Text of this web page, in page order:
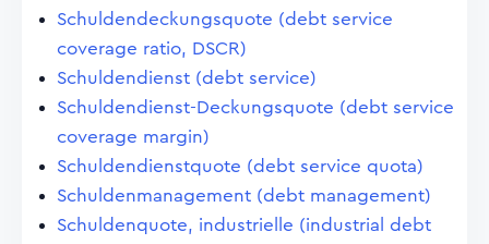
Schuldendeckungsquote (debt service
coverage ratio, DSCR)
Schuldendienst (debt service)
Schuldendienst-Deckungsquote (debt service
coverage margin)
Schuldendienstquote (debt service quota)
Schuldenmanagement (debt management)
Schuldenquote, industrielle (industrial debt